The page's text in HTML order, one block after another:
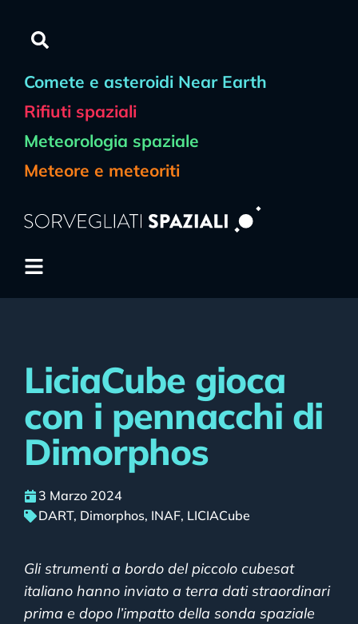
Comete e asteroidi Near Earth
Rifiuti spaziali
Meteorologia spaziale
Meteore e meteoriti
LiciaCube gioca
con i pennacchi di
Dimorphos
3 Marzo 2024
DART, Dimorphos, INAF, LICIACube
Gli strumenti a bordo del piccolo cubesat
italiano hanno inviato a terra dati straordinari
prima e dopo l’impatto della sonda spaziale